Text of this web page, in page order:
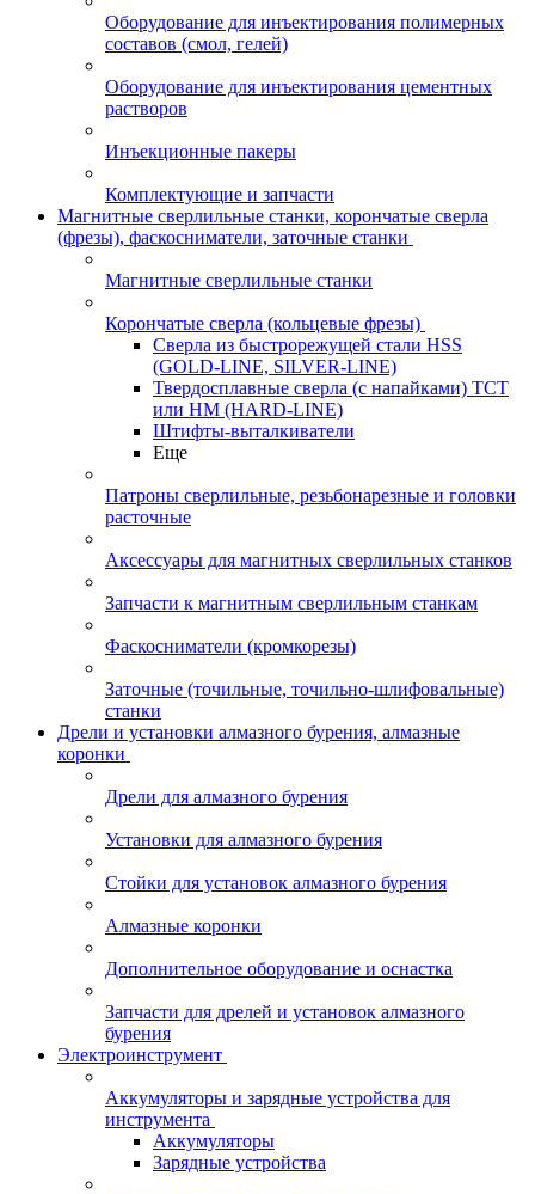
Оборудование для инъектирования полимерных
составов (смол, гелей)
Оборудование для инъектирования цементных
растворов
Инъекционные пакеры
Комплектующие и запчасти
Магнитные сверлильные станки, корончатые сверла
(фрезы), фаскосниматели, заточные станки
Магнитные сверлильные станки
Корончатые сверла (кольцевые фрезы)
Сверла из быстрорежущей стали HSS
(GOLD-LINE, SILVER-LINE)
Твердосплавные сверла (с напайками) ТСТ
или HM (HARD-LINE)
Штифты-выталкиватели
Еще
Патроны сверлильные, резьбонарезные и головки
расточные
Аксессуары для магнитных сверлильных станков
Запчасти к магнитным сверлильным станкам
Фаскосниматели (кромкорезы)
Заточные (точильные, точильно-шлифовальные)
станки
Дрели и установки алмазного бурения, алмазные
коронки
Дрели для алмазного бурения
Установки для алмазного бурения
Стойки для установок алмазного бурения
Алмазные коронки
Дополнительное оборудование и оснастка
Запчасти для дрелей и установок алмазного
бурения
Электроинструмент
Аккумуляторы и зарядные устройства для
инструмента
Аккумуляторы
Зарядные устройства